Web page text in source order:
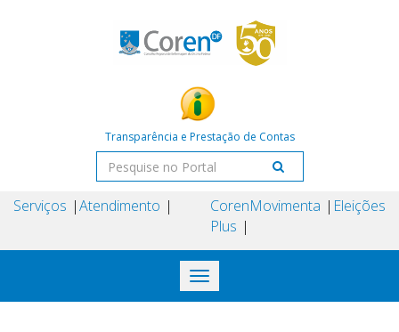
Transparência e Prestação de Contas
Serviços Atendimento
Coren
Plus
Movimenta Eleições
Toggle
navigation